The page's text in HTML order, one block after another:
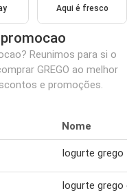
Aqui é fresco
Reunimos para si o
GREGO ao melhor
e promoções.
Nome
Iogurte grego
Iogurte grego